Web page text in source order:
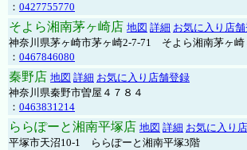
： 0427755770
そよら湘南茅ヶ崎店 地図 詳細 お気に入り店
神奈川県茅ヶ崎市茅ヶ崎2‐7‐71 そよら湘南茅ヶ崎
： 0467846080
秦野店 地図 詳細 お気に入り店舗登録
神奈川県秦野市曽屋４７８４
： 0463831214
ららぽーと湘南平塚店 地図 詳細 お気に入り
平塚市天沼10-1 ららぽーと湘南平塚3階